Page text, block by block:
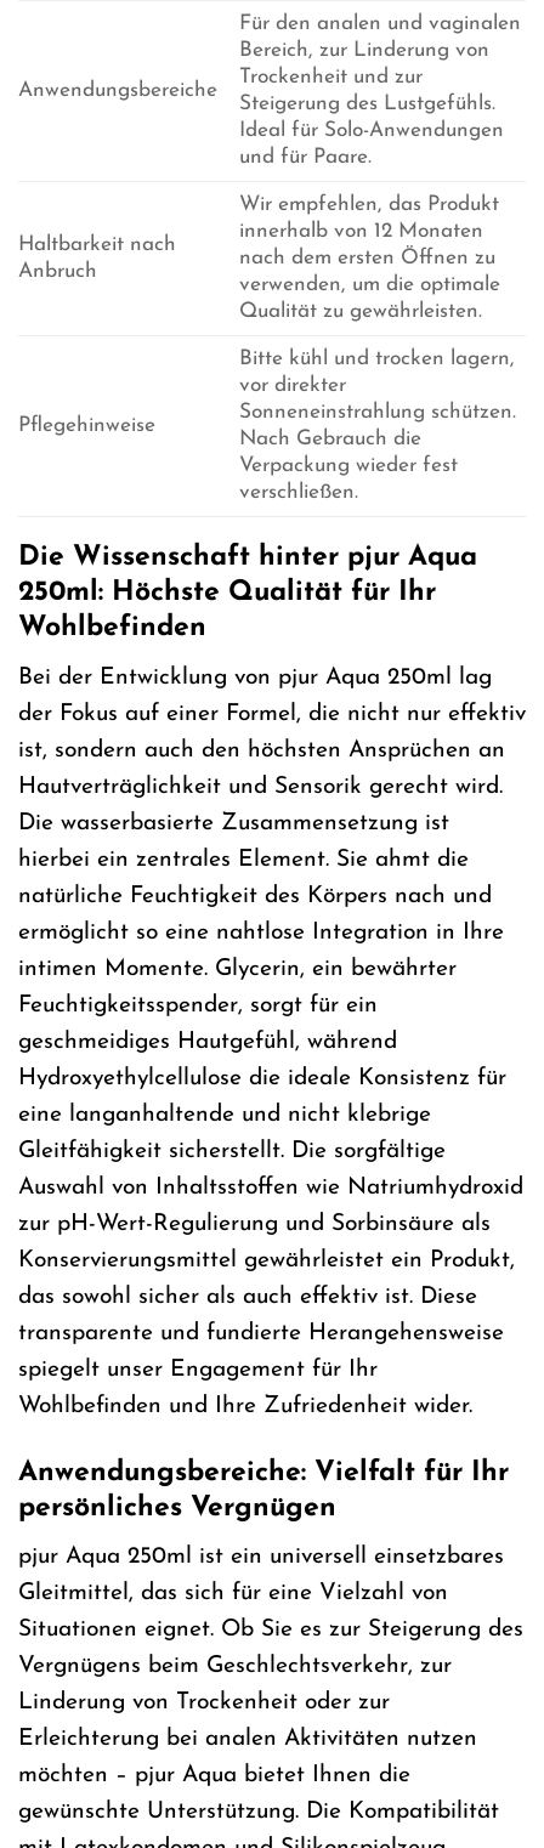
Anwendungsbereiche
Für den analen und vaginalen
Bereich, zur Linderung von
Trockenheit und zur
Steigerung des Lustgefühls.
Ideal für Solo-Anwendungen
und für Paare.
Haltbarkeit nach
Anbruch
Wir empfehlen, das Produkt
innerhalb von 12 Monaten
nach dem ersten Öffnen zu
verwenden, um die optimale
Qualität zu gewährleisten.
Pflegehinweise
Bitte kühl und trocken lagern,
vor direkter
Sonneneinstrahlung schützen.
Nach Gebrauch die
Verpackung wieder fest
verschließen.
Die Wissenschaft hinter pjur Aqua
250ml: Höchste Qualität für Ihr
Wohlbefinden
Bei der Entwicklung von pjur Aqua 250ml lag
der Fokus auf einer Formel, die nicht nur effektiv
ist, sondern auch den höchsten Ansprüchen an
Hautverträglichkeit und Sensorik gerecht wird.
Die wasserbasierte Zusammensetzung ist
hierbei ein zentrales Element. Sie ahmt die
natürliche Feuchtigkeit des Körpers nach und
ermöglicht so eine nahtlose Integration in Ihre
intimen Momente. Glycerin, ein bewährter
Feuchtigkeitsspender, sorgt für ein
geschmeidiges Hautgefühl, während
Hydroxyethylcellulose die ideale Konsistenz für
eine langanhaltende und nicht klebrige
Gleitfähigkeit sicherstellt. Die sorgfältige
Auswahl von Inhaltsstoffen wie Natriumhydroxid
zur pH-Wert-Regulierung und Sorbinsäure als
Konservierungsmittel gewährleistet ein Produkt,
das sowohl sicher als auch effektiv ist. Diese
transparente und fundierte Herangehensweise
spiegelt unser Engagement für Ihr
Wohlbefinden und Ihre Zufriedenheit wider.
Anwendungsbereiche: Vielfalt für Ihr
persönliches Vergnügen
pjur Aqua 250ml ist ein universell einsetzbares
Gleitmittel, das sich für eine Vielzahl von
Situationen eignet. Ob Sie es zur Steigerung des
Vergnügens beim Geschlechtsverkehr, zur
Linderung von Trockenheit oder zur
Erleichterung bei analen Aktivitäten nutzen
möchten – pjur Aqua bietet Ihnen die
gewünschte Unterstützung. Die Kompatibilität